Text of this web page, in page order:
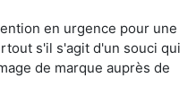
en urgence pour une
s'il s'agit d'un souci qui
de marque auprès de